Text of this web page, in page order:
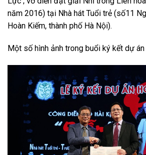
năm 2016) tại Nhà hát Tuổi trẻ (số11
Hoàn Kiếm, thành phố Hà Nội).
Một số hình ảnh trong buổi ký kết dự án